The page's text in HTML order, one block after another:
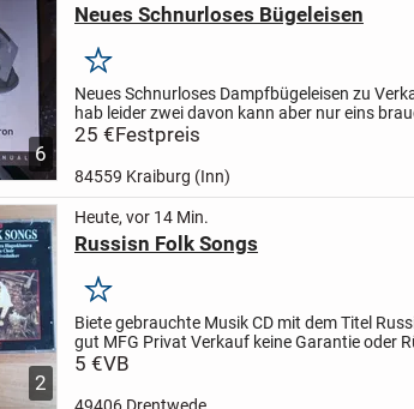
6
Neues Schnurloses Bügeleisen
Merken
Neues Schnurloses Dampfbügeleisen zu
hab leider zwei davon kann aber nur eins
25 €Festpreis
84559 Kraiburg (Inn)
2
Heute, vor 14 Min.
Russisn Folk Songs
Merken
Biete gebrauchte Musik CD mit dem Titel
gut MFG Privat Verkauf keine Garantie oder
5 €VB